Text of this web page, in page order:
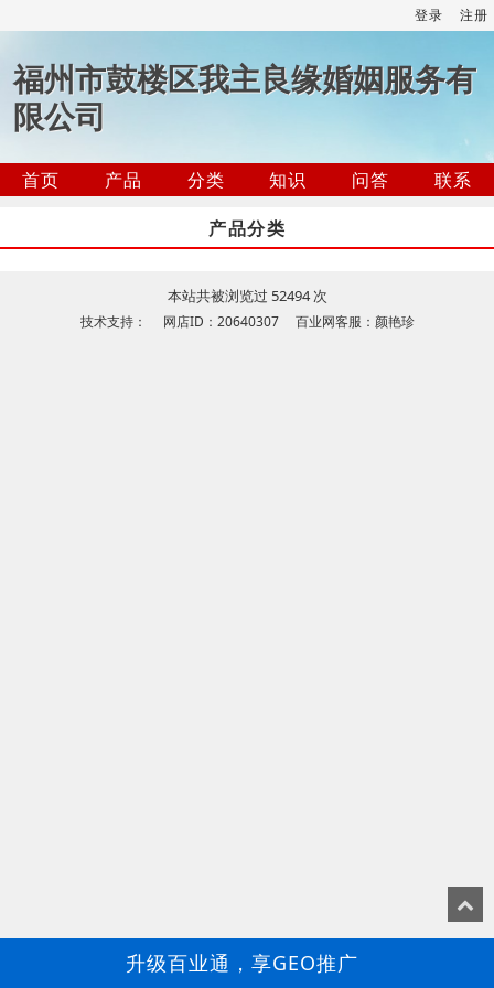
登录 注册
福州市鼓楼区我主良缘婚姻服务有
限公司
首页 产品 分类 知识 问答
联系
产品分类
本站共被浏览过 52494 次
技术支持： 网店ID：20640307 百业网客服：颜艳珍
升级百业通，享GEO推广